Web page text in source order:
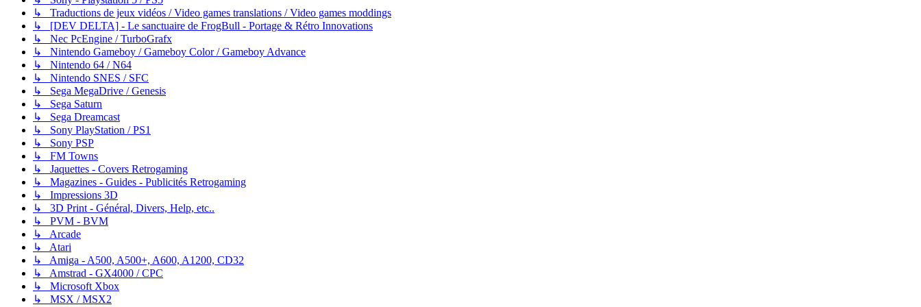
↳ Traductions de jeux vidéos / Video games translations / Video games moddings
↳ [DEV DELTA] - Le sanctuaire de FrogBull - Portage & Rétro Innovations
↳ Nec PcEngine / TurboGrafx
↳ Nintendo Gameboy / Gameboy Color / Gameboy Advance
↳ Nintendo 64 / N64
↳ Nintendo SNES / SFC
↳ Sega MegaDrive / Genesis
↳ Sega Saturn
↳ Sega Dreamcast
↳ Sony PlayStation / PS1
↳ Sony PSP
↳ FM Towns
↳ Jaquettes - Covers Retrogaming
↳ Magazines - Guides - Publicités Retrogaming
↳ Impressions 3D
↳ 3D Print - Général, Divers, Help, etc..
↳ PVM - BVM
↳ Arcade
↳ Atari
↳ Amiga - A500, A500+, A600, A1200, CD32
↳ Amstrad - GX4000 / CPC
↳ Microsoft Xbox
↳ MSX / MSX2